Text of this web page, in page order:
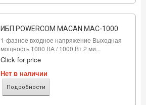
ИБП POWERCOM MACAN MAC-1000
1-фазное входное напряжение Выходная
мощность 1000 ВА / 1000 Вт 2 ми...
Click for price
Нет в наличии
Подробности